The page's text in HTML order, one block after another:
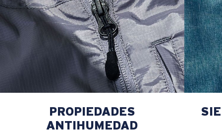
PROPIEDADES
ANTIHUMEDAD